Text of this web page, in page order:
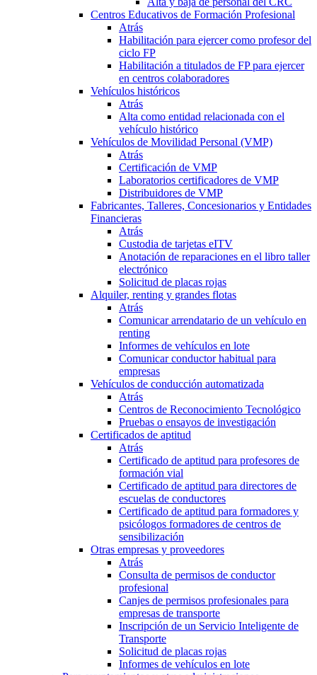
Centros Educativos de Formación Profesional
Atrás
Habilitación para ejercer como profesor del
ciclo FP
Habilitación a titulados de FP para ejercer
en centros colaboradores
Vehículos históricos
Atrás
Alta como entidad relacionada con el
vehículo histórico
Vehículos de Movilidad Personal (VMP)
Atrás
Certificación de VMP
Laboratorios certificadores de VMP
Distribuidores de VMP
Fabricantes, Talleres, Concesionarios y Entidades
Financieras
Atrás
Custodia de tarjetas eITV
Anotación de reparaciones en el libro taller
electrónico
Solicitud de placas rojas
Alquiler, renting y grandes flotas
Atrás
Comunicar arrendatario de un vehículo en
renting
Informes de vehículos en lote
Comunicar conductor habitual para
empresas
Vehículos de conducción automatizada
Atrás
Centros de Reconocimiento Tecnológico
Pruebas o ensayos de investigación
Certificados de aptitud
Atrás
Certificado de aptitud para profesores de
formación vial
Certificado de aptitud para directores de
escuelas de conductores
Certificado de aptitud para formadores y
psicólogos formadores de centros de
sensibilización
Otras empresas y proveedores
Atrás
Consulta de permisos de conductor
profesional
Canjes de permisos profesionales para
empresas de transporte
Inscripción de un Servicio Inteligente de
Transporte
Solicitud de placas rojas
Informes de vehículos en lote